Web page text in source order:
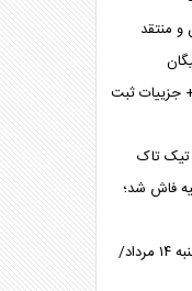
منتقد
جزییات ثبت
تیک تاک
فاش شد؛
آخرین قیمت طلا و سکه امروز چهارشنبه ۱۴ مرداد/